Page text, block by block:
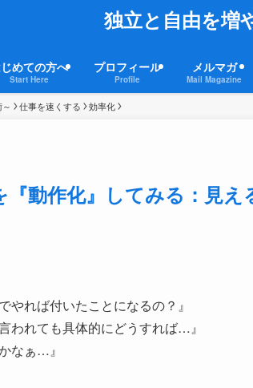
独立と自由を増
めての方へ
Start Here
プロフィール
Profile
メルマガ
Mail Magazine
仕事を速くする 効率化
『動作化』してみる：見
やれば付いたことになるの？』
われても具体的にどうすれば…』
なぁ…』